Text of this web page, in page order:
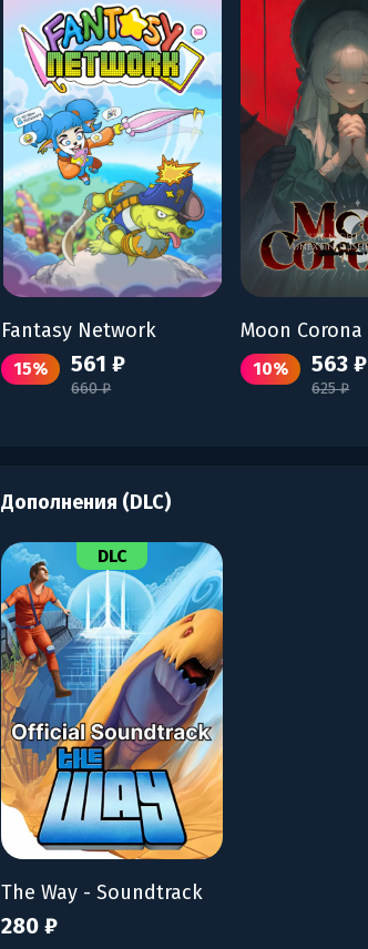
Fantasy Network
15% 561 ₽
660 ₽
Moon Corona
10% 563 ₽
625 ₽
Дополнения (DLC)
DLC
The Way - Soundtrack
280 ₽